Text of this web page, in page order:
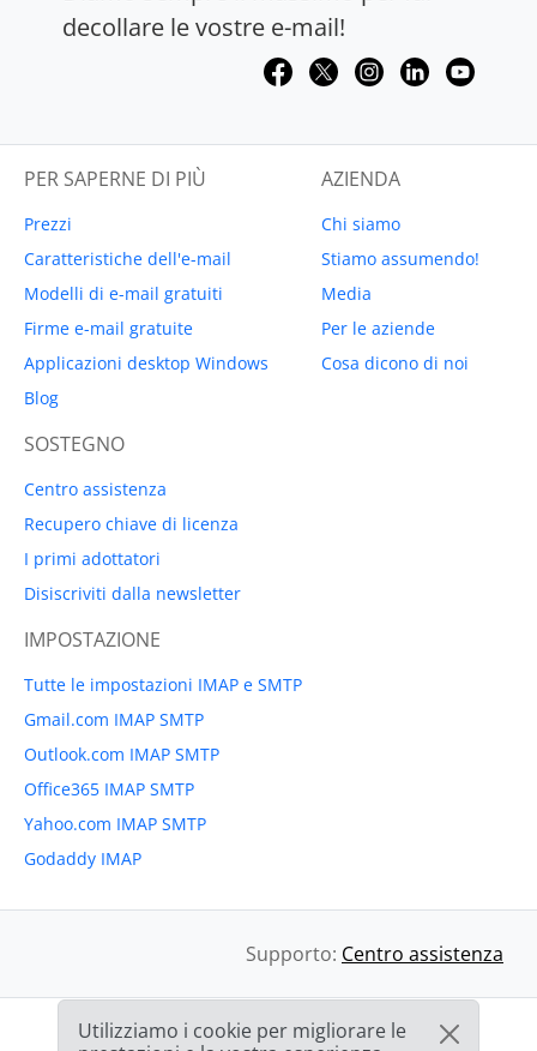
decollare le vostre e-mail!
PER SAPERNE DI PIÙ
Prezzi
Caratteristiche dell'e-mail
Modelli di e-mail gratuiti
Firme e-mail gratuite
Applicazioni desktop Windows
Blog
AZIENDA
Chi siamo
Stiamo assumendo!
Media
Per le aziende
Cosa dicono di noi
SOSTEGNO
Centro assistenza
Recupero chiave di licenza
I primi adottatori
Disiscriviti dalla newsletter
IMPOSTAZIONE
Tutte le impostazioni IMAP e SMTP
Gmail.com IMAP SMTP
Outlook.com IMAP SMTP
Office365 IMAP SMTP
Yahoo.com IMAP SMTP
Godaddy IMAP
Supporto: Centro assistenza
Utilizziamo i cookie per migliorare le